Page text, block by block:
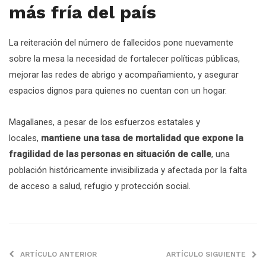
más fría del país
La reiteración del número de fallecidos pone nuevamente
sobre la mesa la necesidad de fortalecer políticas públicas,
mejorar las redes de abrigo y acompañamiento, y asegurar
espacios dignos para quienes no cuentan con un hogar.
Magallanes, a pesar de los esfuerzos estatales y
locales, mantiene una tasa de mortalidad que expone la
fragilidad de las personas en situación de calle, una
población históricamente invisibilizada y afectada por la falta
de acceso a salud, refugio y protección social.
ARTÍCULO ANTERIOR ARTÍCULO SIGUIENTE